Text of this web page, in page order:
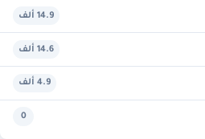
14.9 ألف
14.6 ألف
4.9 ألف
0